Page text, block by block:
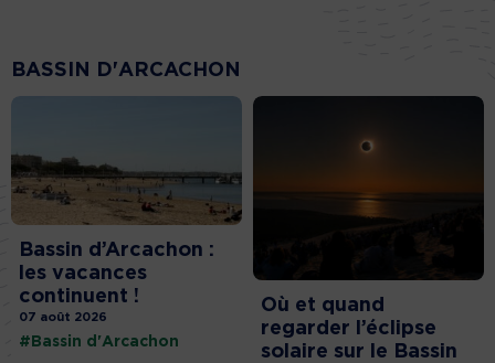
BASSIN D'ARCACHON
Bassin d’Arcachon :
les vacances
continuent !
07 août 2026
#Bassin d'Arcachon
Où et quand
regarder l’éclipse
solaire sur le Bassin